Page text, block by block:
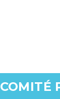
COMITÉ